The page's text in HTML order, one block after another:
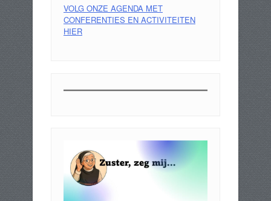
VOLG ONZE AGENDA MET
CONFERENTIES EN ACTIVITEITEN
HIER